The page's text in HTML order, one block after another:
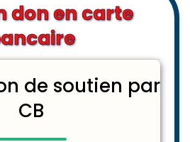
don en carte
de soutien par
CB